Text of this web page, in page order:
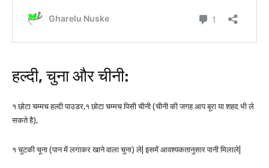
हल्दी, चुना और चीनी:
१ छोटा चम्मच हल्दी पाउडर,१ छोटा चम्मच पिसी चीनी (चीनी की जगह आप बूरा या शहद भी ले
सकते है),
१ चुटकी चूना (पान में लगाकर खाने वाला चुना) ले| इसमें आवश्यकतानुसार पानी मिलाले|